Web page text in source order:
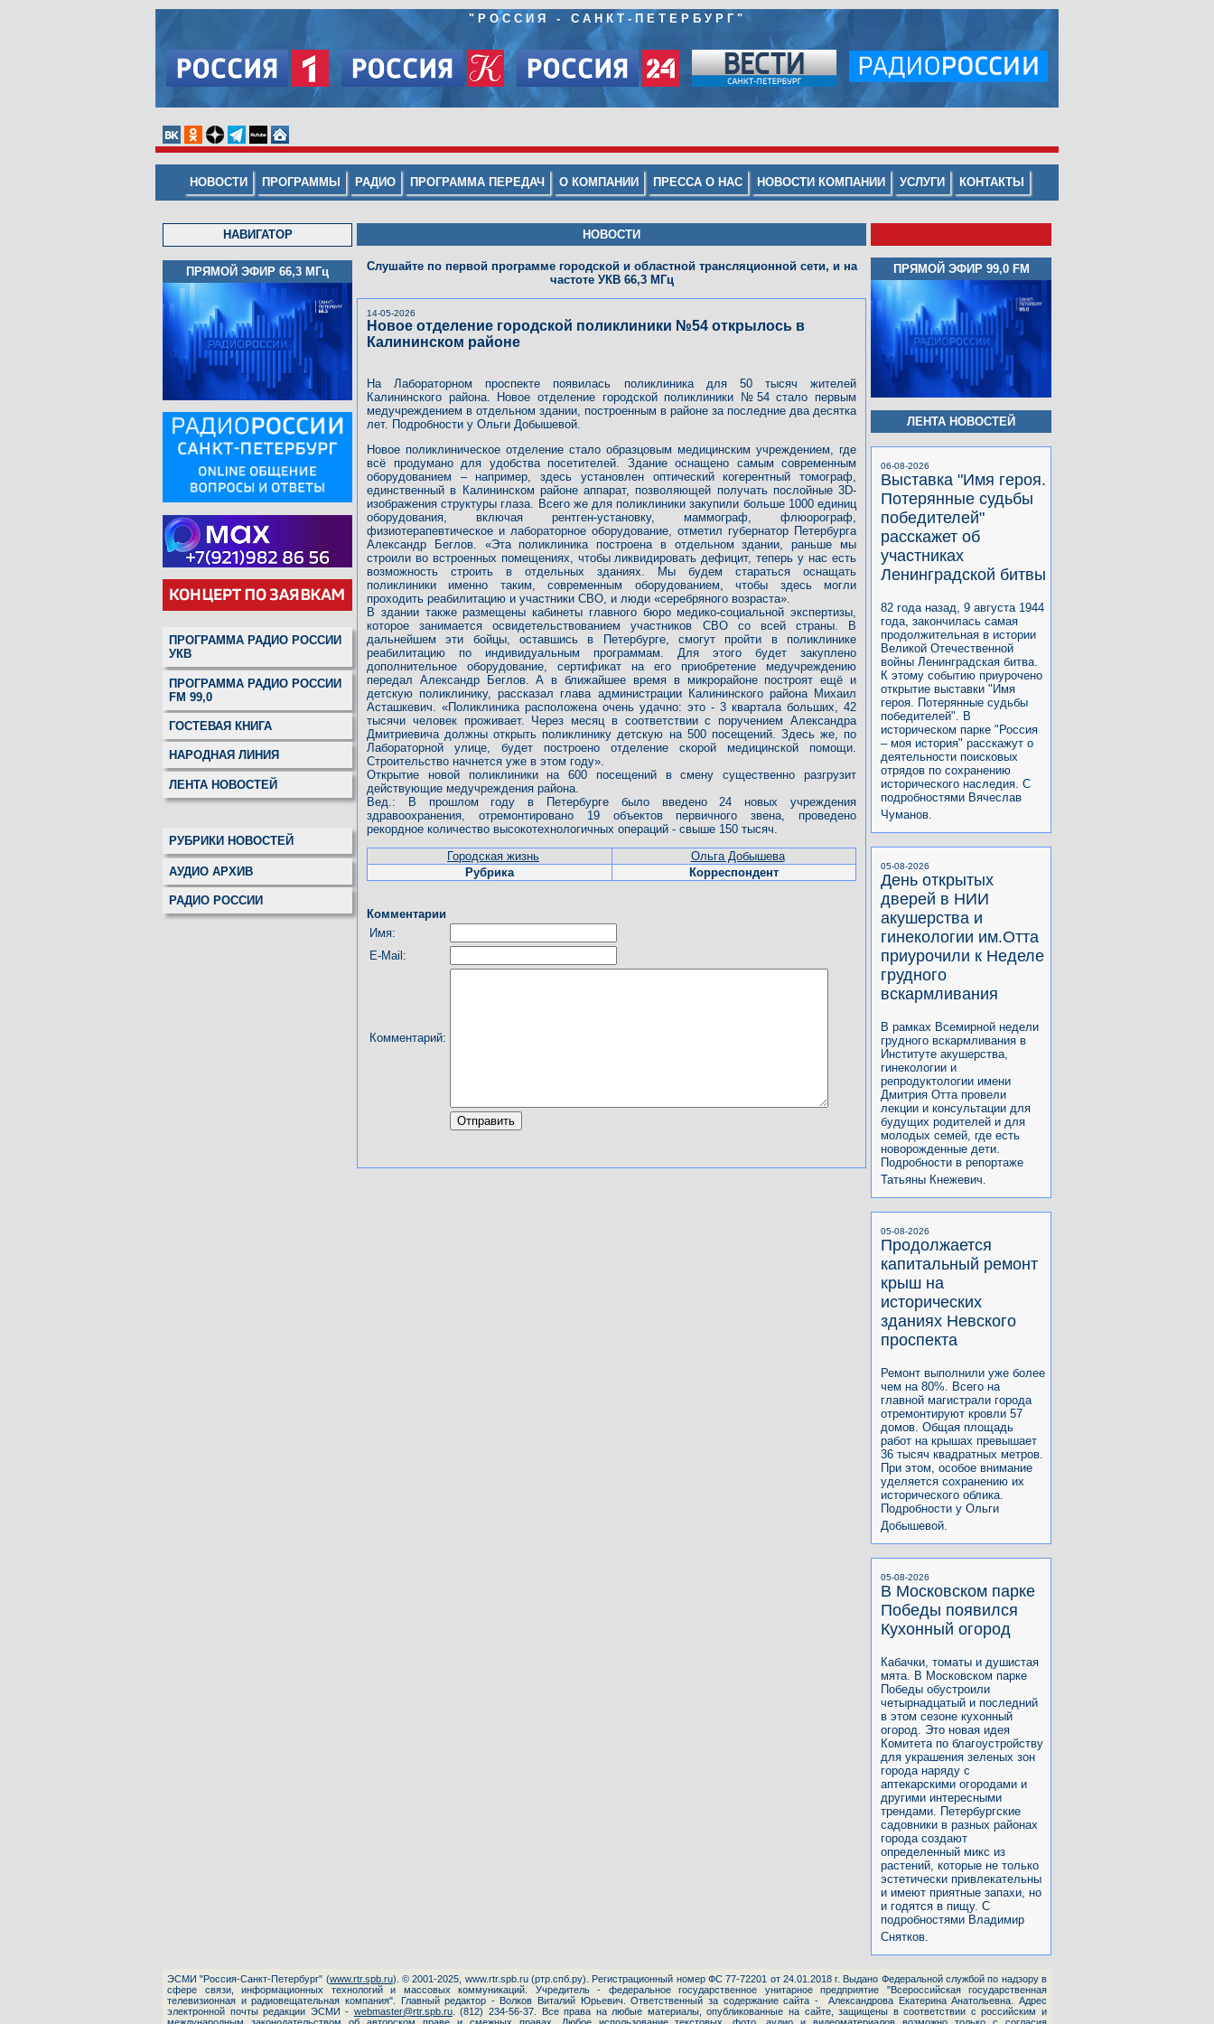
" РОССИЯ - САНКТ-ПЕТЕРБУРГ "
НОВОСТИ ПРОГРАММЫ РАДИО ПРОГРАММА ПЕРЕДАЧ О КОМПАНИИ ПРЕССА О НАС НОВОСТИ КОМПАНИИ УСЛУГИ КОНТАКТЫ
НАВИГАТОР
ПРЯМОЙ ЭФИР 66,3 МГц
ПРОГРАММА РАДИО РОССИИ
УКВ
ПРОГРАММА РАДИО РОССИИ
FM 99,0
ГОСТЕВАЯ КНИГА
НАРОДНАЯ ЛИНИЯ
ЛЕНТА НОВОСТЕЙ
РУБРИКИ НОВОСТЕЙ
АУДИО АРХИВ
РАДИО РОССИИ
НОВОСТИ
Слушайте по первой программе городской и областной трансляционной сети, и на
частоте УКВ 66,3 МГц
14-05-2026
Новое отделение городской поликлиники №54 открылось в
Калининском районе
На Лабораторном проспекте появилась поликлиника для 50 тысяч жителей
Калининского района. Новое отделение городской поликлиники №54 стало первым
медучреждением в отдельном здании, построенным в районе за последние два десятка
лет. Подробности у Ольги Добышевой.
Новое поликлиническое отделение стало образцовым медицинским учреждением, где
всё продумано для удобства посетителей. Здание оснащено самым современным
оборудованием – например, здесь установлен оптический когерентный томограф,
единственный в Калининском районе аппарат, позволяющей получать послойные 3D-
изображения структуры глаза. Всего же для поликлиники закупили больше 1000 единиц
оборудования, включая рентген-установку, маммограф, флюорограф,
физиотерапевтическое и лабораторное оборудование, отметил губернатор Петербурга
Александр Беглов. «Эта поликлиника построена в отдельном здании, раньше мы
строили во встроенных помещениях, чтобы ликвидировать дефицит, теперь у нас есть
возможность строить в отдельных зданиях. Мы будем стараться оснащать
поликлиники именно таким, современным оборудованием, чтобы здесь могли
проходить реабилитацию и участники СВО, и люди «серебряного возраста».
В здании также размещены кабинеты главного бюро медико-социальной экспертизы,
которое занимается освидетельствованием участников СВО со всей страны. В
дальнейшем эти бойцы, оставшись в Петербурге, смогут пройти в поликлинике
реабилитацию по индивидуальным программам. Для этого будет закуплено
дополнительное оборудование, сертификат на его приобретение медучреждению
передал Александр Беглов. А в ближайшее время в микрорайоне построят ещё и
детскую поликлинику, рассказал глава администрации Калининского района Михаил
Асташкевич. «Поликлиника расположена очень удачно: это - 3 квартала больших, 42
тысячи человек проживает. Через месяц в соответствии с поручением Александра
Дмитриевича должны открыть поликлинику детскую на 500 посещений. Здесь же, по
Лабораторной улице, будет построено отделение скорой медицинской помощи.
Строительство начнется уже в этом году».
Открытие новой поликлиники на 600 посещений в смену существенно разгрузит
действующие медучреждения района.
Вед.: В прошлом году в Петербурге было введено 24 новых учреждения
здравоохранения, отремонтировано 19 объектов первичного звена, проведено
рекордное количество высокотехнологичных операций - свыше 150 тысяч.
Городская жизнь
Ольга Добышева
Рубрика
Корреспондент
Комментарии
Имя:
E-Mail:
Комментарий:
ПРЯМОЙ ЭФИР 99,0 FM
ЛЕНТА НОВОСТЕЙ
06-08-2026
Выставка "Имя героя.
Потерянные судьбы
победителей"
расскажет об
участниках
Ленинградской битвы
82 года назад, 9 августа 1944
года, закончилась самая
продолжительная в истории
Великой Отечественной
войны Ленинградская битва.
К этому событию приурочено
открытие выставки "Имя
героя. Потерянные судьбы
победителей". В
историческом парке "Россия
– моя история" расскажут о
деятельности поисковых
отрядов по сохранению
исторического наследия. С
подробностями Вячеслав
Чуманов.
05-08-2026
День открытых
дверей в НИИ
акушерства и
гинекологии им.Отта
приурочили к Неделе
грудного
вскармливания
В рамках Всемирной недели
грудного вскармливания в
Институте акушерства,
гинекологии и
репродуктологии имени
Дмитрия Отта провели
лекции и консультации для
будущих родителей и для
молодых семей, где есть
новорожденные дети.
Подробности в репортаже
Татьяны Кнежевич.
05-08-2026
Продолжается
капитальный ремонт
крыш на
исторических
зданиях Невского
проспекта
Ремонт выполнили уже более
чем на 80%. Всего на
главной магистрали города
отремонтируют кровли 57
домов. Общая площадь
работ на крышах превышает
36 тысяч квадратных метров.
При этом, особое внимание
уделяется сохранению их
исторического облика.
Подробности у Ольги
Добышевой.
05-08-2026
В Московском парке
Победы появился
Кухонный огород
Кабачки, томаты и душистая
мята. В Московском парке
Победы обустроили
четырнадцатый и последний
в этом сезоне кухонный
огород. Это новая идея
Комитета по благоустройству
для украшения зеленых зон
города наряду с
аптекарскими огородами и
другими интересными
трендами. Петербургские
садовники в разных районах
города создают
определенный микс из
растений, которые не только
эстетически привлекательны
и имеют приятные запахи, но
и годятся в пищу. С
подробностями Владимир
Снятков.
ЭСМИ "Россия-Санкт-Петербург" (www.rtr.spb.ru). © 2001-2025 , www.rtr.spb.ru (ртр.спб.ру). Регистрационный номер ФС 77-72201 от 24.01.2018 г. Выдано Федеральной службой по надзору в
сфере связи, информационных технологий и массовых коммуникаций.
Учредитель - федеральное государственное унитарное предприятие "Всероссийская государственная
телевизионная и радиовещательная компания". Главный редактор - Волков Виталий Юрьевич. Ответственный за содержание сайта - Александрова Екатерина Анатольевна. Адрес
электронной почты редакции ЭСМИ - webmaster@rtr.spb.ru. (812) 234-56-37.
Все права на любые материалы, опубликованные на сайте, защищены в соответствии с российским и